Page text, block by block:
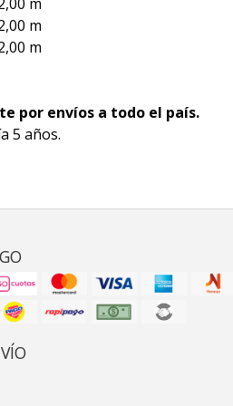
m
m
por envíos a todo el país.
5 años.